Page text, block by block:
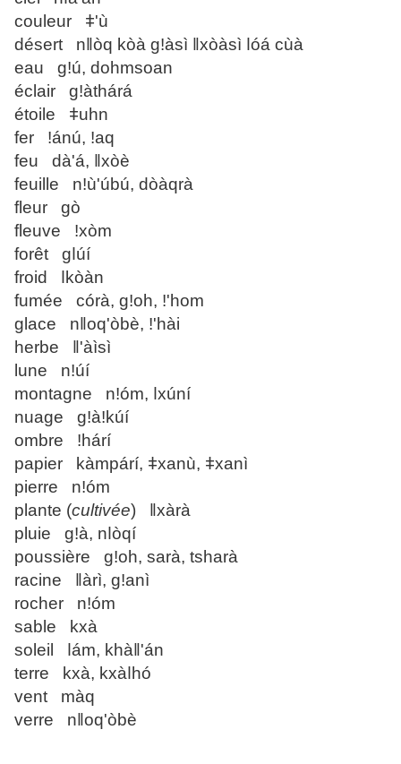
couleur ǂ'ù
désert nǁòq kòà gǃàsì ǁxòàsì ǀóá cùà
eau gǃú, dohmsoan
éclair gǃàthárá
étoile ǂuhn
fer ǃánú, ǃaq
feu dà'á, ǁxòè
feuille nǃù'úbú, dòàqrà
fleur gò
fleuve ǃxòm
forêt gǀúí
froid ǀkòàn
fumée córà, gǃoh, ǃ'hom
glace nǁoq'òbè, ǃ'hài
herbe ǁ'àìsì
lune nǃúí
montagne nǃóm, ǀxúní
nuage gǃàǃkúí
ombre ǃhárí
papier kàmpárí, ǂxanù, ǂxanì
pierre nǃóm
plante (cultivée) ǁxàrà
pluie gǃà, nǀòqí
poussière gǃoh, sarà, tsharà
racine ǁàrì, gǃanì
rocher nǃóm
sable kxà
soleil ǀám, khàǁ'án
terre kxà, kxàǀhó
vent màq
verre nǁoq'òbè